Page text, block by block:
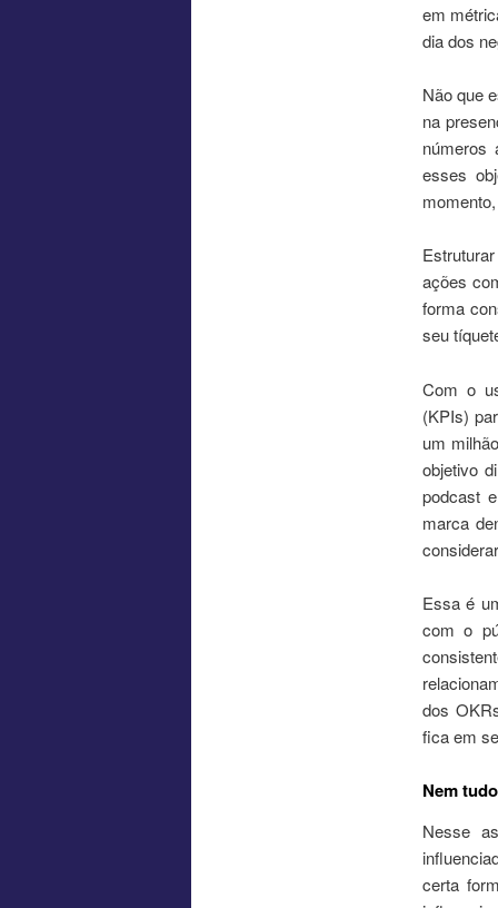
em
dia dos
Não que
na
números
esses
ações
forma
seu
Com o
(KPIs)
um
objetivo
podcast
marca
Essa é
com o
dos
fica em
Nem
Nesse
certa